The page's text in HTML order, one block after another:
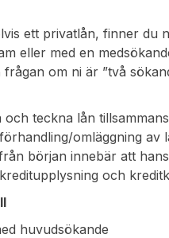
ett privatlån, finner du
eller med en
om ni är ”två
teckna lån
omläggning av
början innebär att
och
huvudsökande